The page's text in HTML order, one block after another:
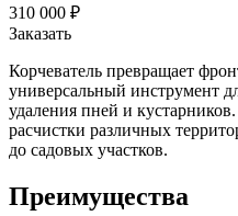
310 000 ₽
Заказать
Корчеватель превращает
универсальный инструмент
удаления пней и
расчистки различных
до садовых участков.
Преимущества